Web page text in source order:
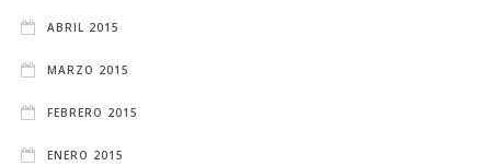
ABRIL 2015
MARZO 2015
FEBRERO 2015
ENERO 2015